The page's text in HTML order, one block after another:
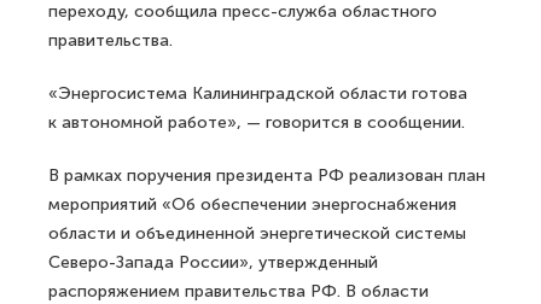
переходу, сообщила пресс-служба областного
правительства.
«Энергосистема Калининградской области готова
к автономной работе», — говорится в сообщении.
В рамках поручения президента РФ реализован план
мероприятий «Об обеспечении энергоснабжения
области и объединенной энергетической системы
Северо-Запада России», утвержденный
распоряжением правительства РФ. В области